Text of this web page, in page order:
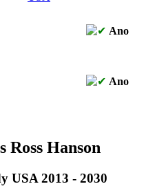
Ano
Ano
Hanson
USA 2013 - 2030